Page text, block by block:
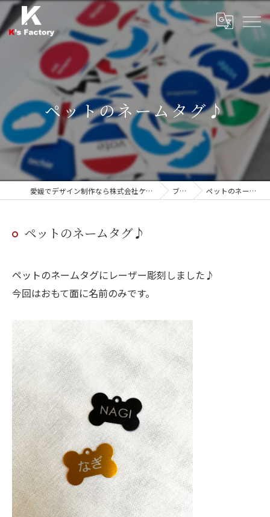
ペットのネームタグ♪
愛媛でデザイン制作なら株式会社ケーズファクトリー ブログ ペットのネームタグ♪
ペットのネームタグ♪
ペットのネームタグにレーザー彫刻しました♪
今回はおもて面に名前のみです。